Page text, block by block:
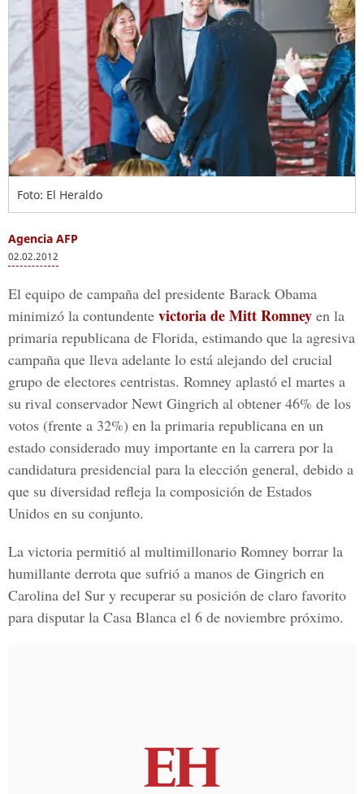
Foto: El Heraldo
Agencia AFP
02.02.2012
El equipo de campaña del presidente Barack Obama
minimizó la contundente victoria de Mitt Romney en la
primaria republicana de Florida, estimando que la agresiva
campaña que lleva adelante lo está alejando del crucial
grupo de electores centristas. Romney aplastó el martes a
su rival conservador Newt Gingrich al obtener 46% de los
votos (frente a 32%) en la primaria republicana en un
estado considerado muy importante en la carrera por la
candidatura presidencial para la elección general, debido a
que su diversidad refleja la composición de Estados
Unidos en su conjunto.
La victoria permitió al multimillonario Romney borrar la
humillante derrota que sufrió a manos de Gingrich en
Carolina del Sur y recuperar su posición de claro favorito
para disputar la Casa Blanca el 6 de noviembre próximo.